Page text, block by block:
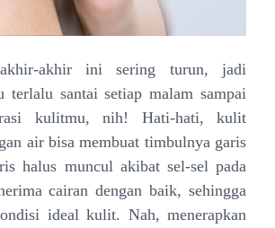
akhir ini sering turun, jadi
terlalu santai setiap malam sampai
kulitmu, nih! Hati-hati, kulit
air bisa membuat timbulnya garis
halus muncul akibat sel-sel pada
cairan dengan baik, sehingga
ideal kulit. Nah, menerapkan